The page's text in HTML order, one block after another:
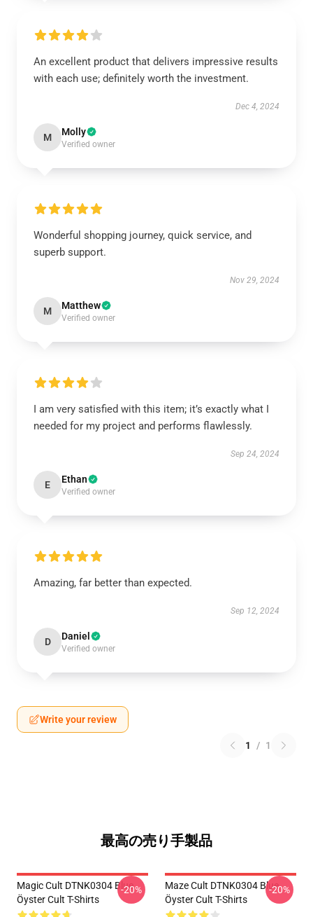
An excellent product that delivers impressive results
with each use; definitely worth the investment.
Dec 4, 2024
M Molly
Verified owner
Wonderful shopping journey, quick service, and
superb support.
Nov 29, 2024
M Matthew
Verified owner
I am very satisfied with this item; it’s exactly what I
needed for my project and performs flawlessly.
Sep 24, 2024
E Ethan
Verified owner
Amazing, far better than expected.
Sep 12, 2024
D Daniel
Verified owner
Write your review
1 / 1
最高の売り手製品
Magic Cult DTNK0304 Blue
Öyster Cult T-Shirts
-20%
Maze Cult DTNK0304 Blue
Öyster Cult T-Shirts
-20%